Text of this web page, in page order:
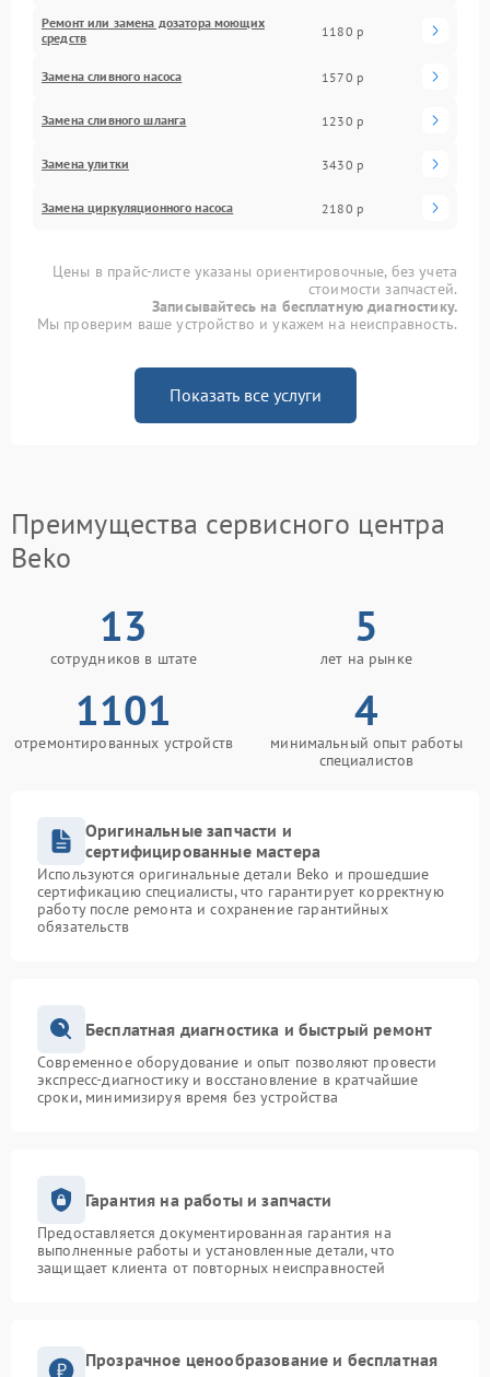
Ремонт или замена дозатора моющих
средств
1180 р
Замена сливного насоса 1570 р
Замена сливного шланга 1230 р
Замена улитки 3430 р
Замена циркуляционного насоса 2180 р
Цены в прайс-листе указаны ориентировочные, без учета
стоимости запчастей.
Записывайтесь на бесплатную диагностику.
Мы проверим ваше устройство и укажем на неисправность.
Показать все услуги
Преимущества сервисного центра
Beko
13
сотрудников в штате
5
лет на рынке
1101
отремонтированных устройств
4
минимальный опыт работы
специалистов
Оригинальные запчасти и
сертифицированные мастера
Используются оригинальные детали Beko и прошедшие
сертификацию специалисты, что гарантирует корректную
работу после ремонта и сохранение гарантийных
обязательств
Бесплатная диагностика и быстрый ремонт
Современное оборудование и опыт позволяют провести
экспресс-диагностику и восстановление в кратчайшие
сроки, минимизируя время без устройства
Гарантия на работы и запчасти
Предоставляется документированная гарантия на
выполненные работы и установленные детали, что
защищает клиента от повторных неисправностей
Прозрачное ценообразование и бесплатная